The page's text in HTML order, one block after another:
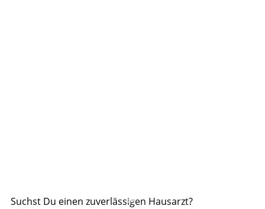
Suchst Du einen zuverlässigen Hausarzt?